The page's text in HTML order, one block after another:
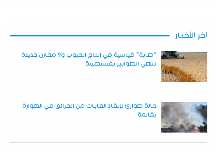
آخر الأخبار
“صابة” قياسية في إنتاج الحبوب و9 مخازن جديدة
تنهي الطوابير بقسنطينة
حالة طوارئ لإنقاذ الغابات من الحرائق في الهوارة
بقالمة